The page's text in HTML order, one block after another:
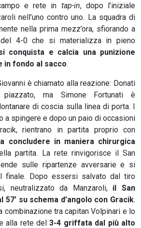
e rete in tap-in, dopo l’iniziale
nell’uno contro uno. La squadra di
nella prima mezz’ora, sfiorando a
del 4-0 che si materializza in pieno
conquista e calcia una punizione
in fondo al sacco.
è chiamato alla reazione: Donati
ma Simone Fortunati è
di coscia sulla linea di porta. I
a spingere e dopo un paio di occasioni
rientrano in partita proprio con
concludere in maniera chirurgica
partita. La rete rinvigorisce il San
sulle ripartenze avversarie e si
finale. Dopo essersi salvato dal tiro
neutralizzato da Manzaroli, il San
57’ su schema d’angolo con Gracik.
combinazione tra capitan Volpinari e lo
alla rete del3-4 griffata dal più alto